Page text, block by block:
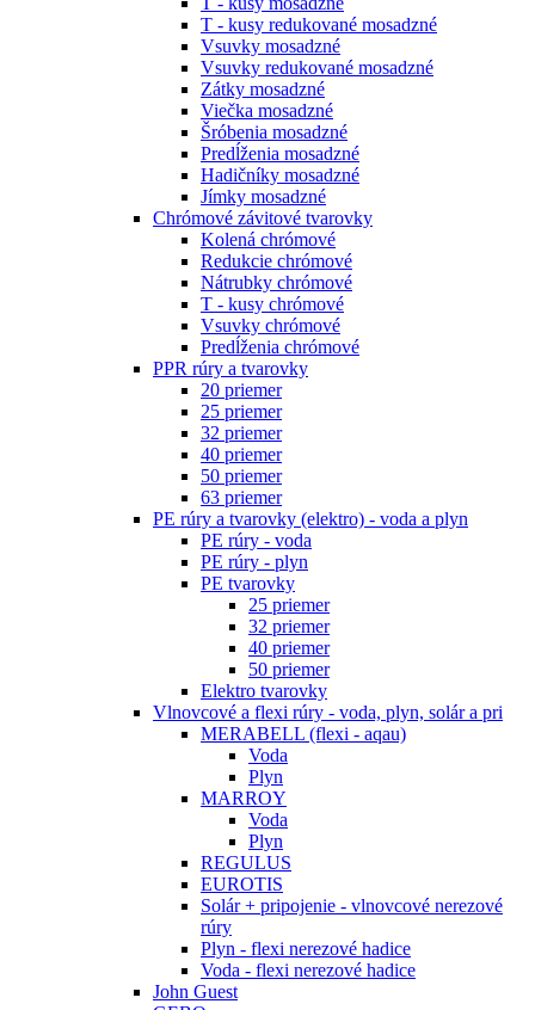
T - kusy redukované mosadzné
Vsuvky mosadzné
Vsuvky redukované mosadzné
Zátky mosadzné
Viečka mosadzné
Šróbenia mosadzné
Predĺženia mosadzné
Hadičníky mosadzné
Jímky mosadzné
Chrómové závitové tvarovky
Kolená chrómové
Redukcie chrómové
Nátrubky chrómové
T - kusy chrómové
Vsuvky chrómové
Predĺženia chrómové
PPR rúry a tvarovky
20 priemer
25 priemer
32 priemer
40 priemer
50 priemer
63 priemer
PE rúry a tvarovky (elektro) - voda a plyn
PE rúry - voda
PE rúry - plyn
PE tvarovky
25 priemer
32 priemer
40 priemer
50 priemer
Elektro tvarovky
Vlnovcové a flexi rúry - voda, plyn, solár a pri
MERABELL (flexi - aqau)
Voda
Plyn
MARROY
Voda
Plyn
REGULUS
EUROTIS
Solár + pripojenie - vlnovcové nerezové
rúry
Plyn - flexi nerezové hadice
Voda - flexi nerezové hadice
John Guest